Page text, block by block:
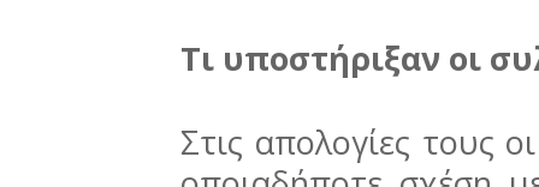
Τι υποστήριξαν οι
Στις απολογίες τους